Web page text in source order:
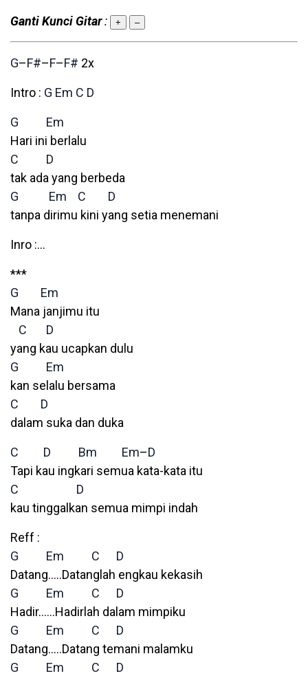
Ganti Kunci Gitar: + –
G–F#–F–F# 2x
Intro : G Em C D
G
Em
Hari ini berlalu
C
D
tak ada yang berbeda
G
Em C
D
tanpa dirimu kini yang setia menemani
Inro :…
***
G
Em
Mana janjimu itu
C
D
yang kau ucapkan dulu
G
Em
kan selalu bersama
C
D
dalam suka dan duka
C D Bm Em–D
Tapi kau ingkari semua kata-kata itu
C
D
kau tinggalkan semua mimpi indah
Reff :
G
Em C
D
Datang…..Datanglah engkau kekasih
G
Em C
D
Hadir……Hadirlah dalam mimpiku
G
Em C
D
Datang…..Datang temani malamku
G
Em C
D